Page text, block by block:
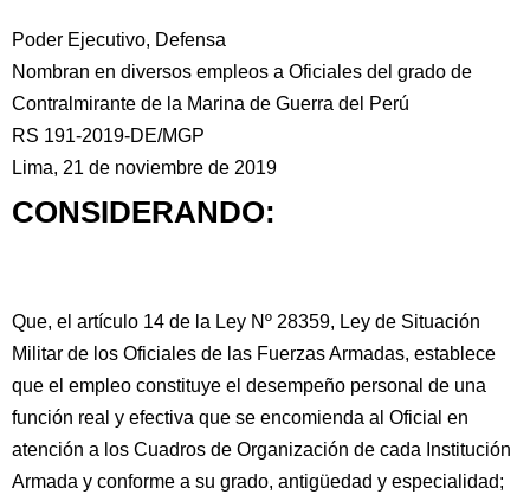
Poder Ejecutivo, Defensa
Nombran en diversos empleos a Oficiales del grado de
Contralmirante de la Marina de Guerra del Perú
RS 191-2019-DE/MGP
Lima, 21 de noviembre de 2019
CONSIDERANDO:
Que, el artículo 14 de la Ley Nº 28359, Ley de Situación
Militar de los Oficiales de las Fuerzas Armadas, establece
que el empleo constituye el desempeño personal de una
función real y efectiva que se encomienda al Oficial en
atención a los Cuadros de Organización de cada Institución
Armada y conforme a su grado, antigüedad y especialidad;